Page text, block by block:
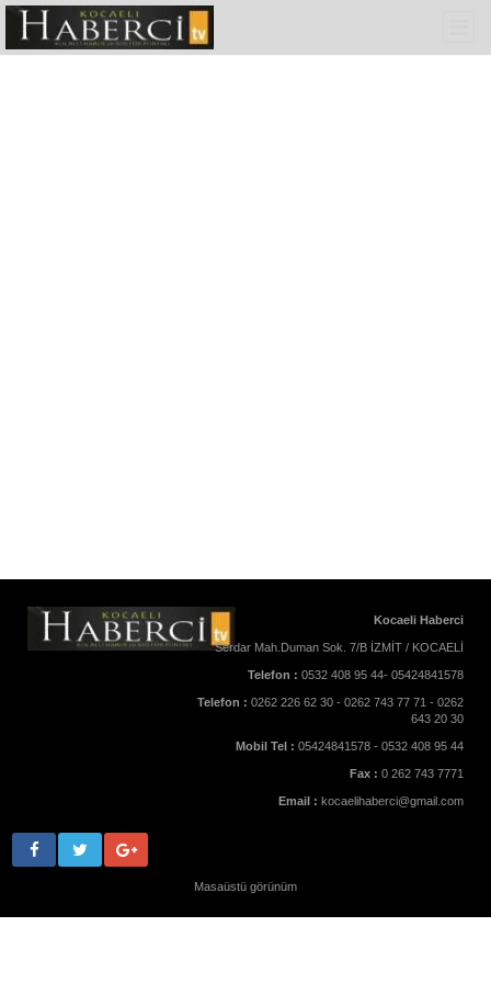
Kocaeli Haberci
Serdar Mah.Duman Sok. 7/B İZMİT / KOCAELİ
Telefon : 0532 408 95 44- 05424841578
Telefon : 0262 226 62 30 - 0262 743 77 71 - 0262
643 20 30
Mobil Tel : 05424841578 - 0532 408 95 44
Fax : 0 262 743 7771
Email : kocaelihaberci@gmail.com
Masaüstü görünüm